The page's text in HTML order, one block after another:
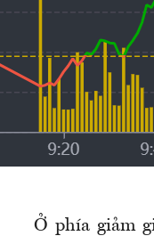
Ở phía giảm